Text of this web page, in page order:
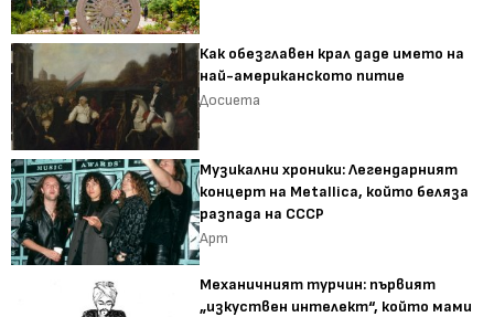
Как обезглавен крал даде името на
най-американското питие
Досиета
Музикални хроники: Легендарният
концерт на Metallica, който беляза
разпада на СССР
Арт
Механичният турчин: първият
„изкуствен интелект“, който мами